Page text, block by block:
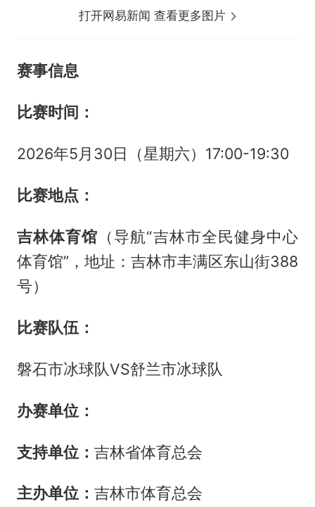
打开网易新闻 查看更多图片
赛事信息
比赛时间：
2026年5月30日（星期六）17:00-19:30
比赛地点：
吉林体育馆 （导航“吉林市全民健身中心
体育馆”，地址：吉林市丰满区东山街388
号）
比赛队伍：
磐石市冰球队VS舒兰市冰球队
办赛单位：
支持单位： 吉林省体育总会
主办单位： 吉林市体育总会